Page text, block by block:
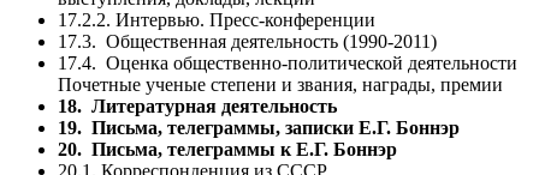
17.2.2. Интервью. Пресс-конференции
17.3. Общественная деятельность (1990-2011)
17.4. Оценка общественно-политической деятельности
Почетные ученые степени и звания, награды, премии
18. Литературная деятельность
19. Письма, телеграммы, записки Е.Г. Боннэр
20. Письма, телеграммы к Е.Г. Боннэр